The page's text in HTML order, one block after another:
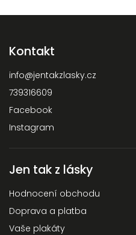
Kontakt
info@jentakzlasky.cz
739316609
Facebook
Instagram
Jen tak z lásky
Hodnocení obchodu
Doprava a platba
Vaše plakáty